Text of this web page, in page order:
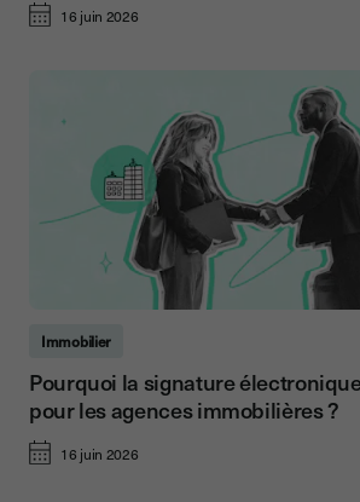
16 juin 2026
Immobilier
Pourquoi la signature
pour les agences immobilières ?
16 juin 2026